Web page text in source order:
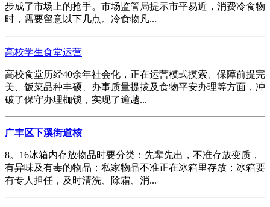
步成了市场上的抢手。市场监管局提示市平易近，消费冷食物
时，需要留意以下几点。冷食物凡...
高校学生食堂运营
高校食堂历经40余年社会化，正在运营模式摸索、保障前提完
美、饭菜品种丰硕、办事质量提拔及食物平安办理等方面，冲
破了保守办理枷锁，实现了逾越...
广丰区下溪街道核
8。16冰箱内存放物品时要分类：先辈先出，不准存放变质，
有异味及有毒的物品；私家物品不准正在冰箱里存放；冰箱要
有专人担任，及时清洗、除霜、消...